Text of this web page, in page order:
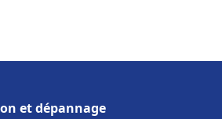
et dépannage